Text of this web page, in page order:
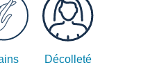
Décolleté